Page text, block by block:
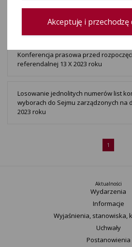
Konferencje prasowe 15 X 2023 roku
Konferencja prasowa przed
referendalnej 13 X 2023 roku
Losowanie jednolitych numerów list
wyborach do Sejmu zarządzonych na
2023 roku
1
Aktualności
Wydarzenia
Informacje
Wyjaśnienia, stanowiska,
Uchwały
Postanowienia
Akceptuję i przechodzę